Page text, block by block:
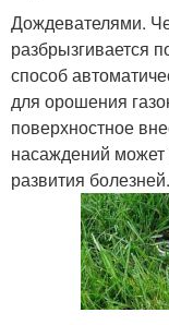
Дождевателями.
разбрызгивается
способ
для орошения
поверхностное
насаждений может
развития болезней.